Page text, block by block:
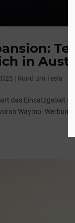
in Austin
| Rund um Tesla
das Einsatzgebiet
Waymo.